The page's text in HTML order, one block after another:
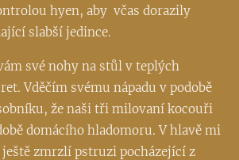
hyen, aby včas dorazily
slabší jedince.
své nohy na stůl v teplých
Vděčím svému nápadu v podobě
že naši tři milovaní kocouři
domácího hladomoru. V hlavě mi
zmrzlí pstruzi pocházející z